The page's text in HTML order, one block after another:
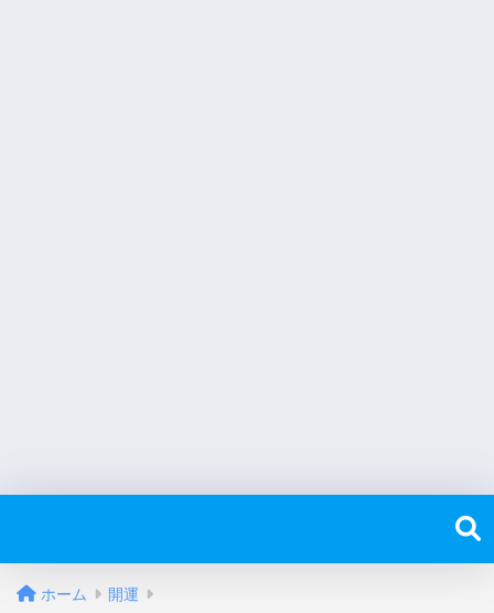
ホーム 開運